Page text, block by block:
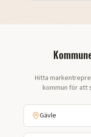
Hitta
kommun för att
Gävle